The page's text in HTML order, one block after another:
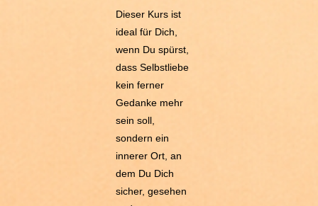
Dieser Kurs ist
ideal für Dich,
wenn Du spürst,
dass Selbstliebe
kein ferner
Gedanke mehr
sein soll,
sondern ein
innerer Ort, an
dem Du Dich
sicher, gesehen